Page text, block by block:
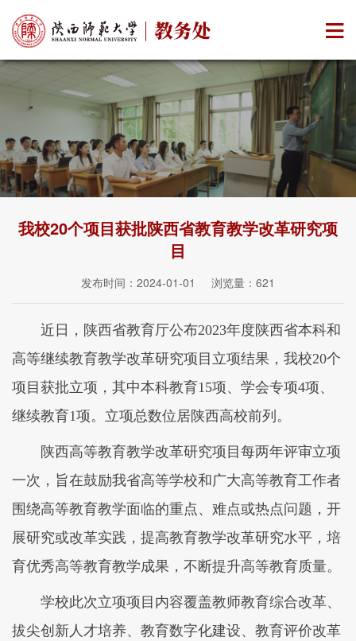
我校20个项目获批陕西省教育教学改革研究项
目
发布时间：2024-01-01 浏览量： 621
近日，陕西省教育厅公布2023年度陕西省本科和
高等继续教育教学改革研究项目立项结果，我校20个
项目获批立项，其中本科教育15项、学会专项4项、
继续教育1项。立项总数位居陕西高校前列。
陕西高等教育教学改革研究项目每两年评审立项
一次，旨在鼓励我省高等学校和广大高等教育工作者
围绕高等教育教学面临的重点、难点或热点问题，开
展研究或改革实践，提高教育教学改革研究水平，培
育优秀高等教育教学成果，不断提升高等教育质量。
学校此次立项项目内容覆盖教师教育综合改革、
拔尖创新人才培养、教育数字化建设、教育评价改革